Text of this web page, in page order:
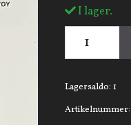
I lager.
Lagersaldo: 1
Artikelnummer: